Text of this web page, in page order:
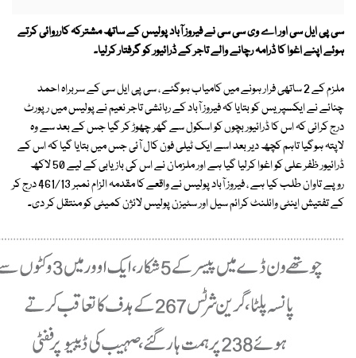
سی پی ایل سی اور اے وی سی سی نے فیروز آباد پولیس کے ساتھ مشترکہ کارروائی کرتے
ہوئے اپنے اغوا کا ڈرامہ رچانے والے تاجر کے ڈرائیور کو گرفتار کرلیا۔
ملزم کے 2 ساتھی فرار ہونے میں کامیاب ہوگئے ، سی پی ایل سی کے سربراہ احمد
چنائے نے ایکسپریس کو بتایا کہ فیروز آباد کے رہائشی تاجر نعیم نے پولیس میں رپورٹ
درج کرائی کہ اس کا ڈرائیور بچوں کو اسکول سے گھر چھوڑ کر گیا جس کے بعد سے وہ
لاپتہ ہوگیا تاہم کچھ دیر بعد اسے ایک ٹیلی فون کال آئی جس میں بتایا گیا کہ اس کے
ڈرائیور ظفر علی کو اغوا کرلیا گیا ہے اور ملزمان نے اس کی بازیابی کے لیے 50 لاکھ
روپے تاوان طلب کیا ہے ، فیروز آباد پولیس نے واقعے کا مقدمہ الزام نمبر 461/13 درج کر
کے تفتیش اینٹی وائلنٹ کرائم سیل اور سٹیزن پولیس لائژن کمیٹی کو منتقل کر دی۔